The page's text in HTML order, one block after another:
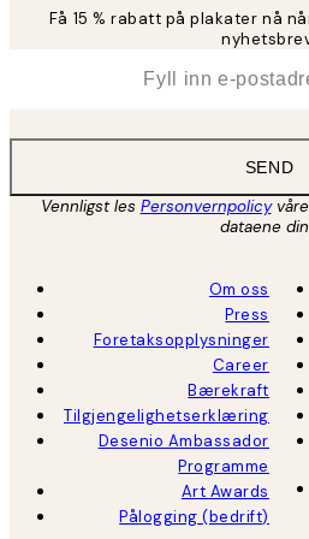
Få 15 % rabatt på plakater nå
SEND
Vennligst les Personvernpolicyvåre
dataene
Om oss
Press
Foretaksopplysninger
Career
Bærekraft
Tilgjengelighetserklæring
Desenio Ambassador
Programme
Art Awards
Pålogging (bedrift)